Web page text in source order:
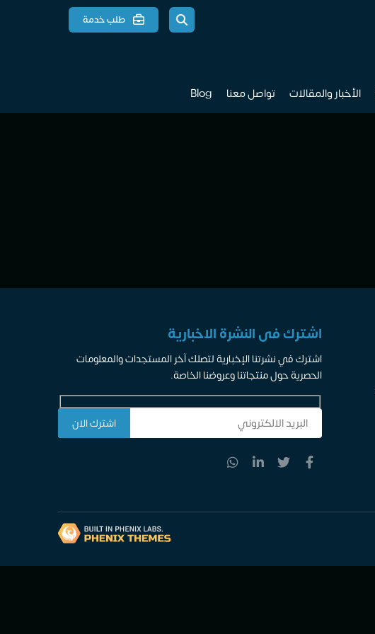
طلب خدمة
الأخبار والمقالات تواصل معنا Blog
اشترك فى النشرة الاخبارية
اشترك في نشرتنا الإخبارية لتصلك آخر المستجدات والمعلومات
الحصرية حول منتجاتنا وعروضنا الخاصة.